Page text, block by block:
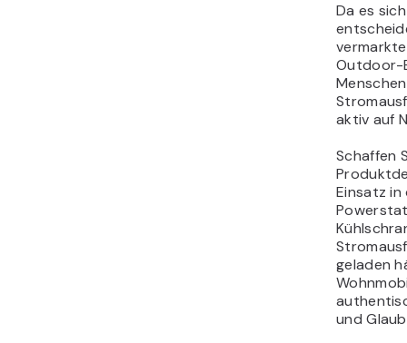
Da es
Outdoor-
aktiv auf
Schaffen
Einsatz in
geladen
und